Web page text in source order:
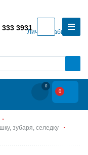
Личный кабинет
333 3931
0
0
зубаря, селедку